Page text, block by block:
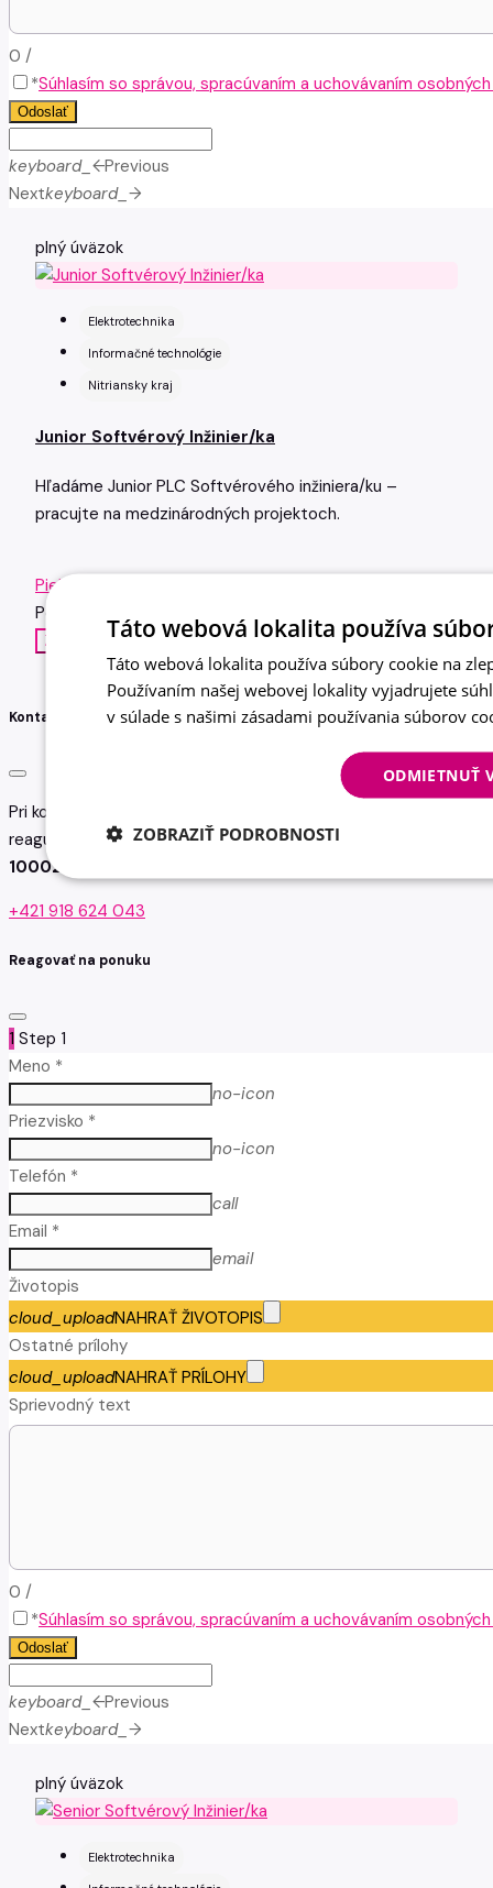
0 /
*Súhlasím so správou, spracúvaním a uchovávaním
Odoslať
keyboard_arrow_leftPrevious
Nextkeyboard_arrow_right
plný úväzok
Elektrotechnika
Informačné technológie
Nitriansky kraj
Junior Softvérový Inžinier/ka
Hľadáme Junior PLC Softvérového inžiniera/ku –
pracujte na medzinárodných projektoch.
Piek Soňa
Počet zobrazení: 5x
Zavolať Email
Kontaktujte nás
Pri kontakte uveďte referenčné číslo pozície, na ktorú
reagujete
100029913
+421 918 624 043
Reagovať na ponuku
1 Step 1
Meno *
no-icon
Priezvisko *
no-icon
Telefón *
call
Email *
email
Životopis
cloud_uploadNAHRAŤ ŽIVOTOPIS
Ostatné prílohy
cloud_uploadNAHRAŤ PRÍLOHY
Sprievodný text
0 /
*Súhlasím so správou, spracúvaním a uchovávaním
Odoslať
keyboard_arrow_leftPrevious
Nextkeyboard_arrow_right
plný úväzok
Elektrotechnika
Táto webová lokalita používa
Táto webová lokalita používa súbory cookie na
Používaním našej webovej lokality vyjadrujete
v súlade s našimi zásadami používania súborov
ODMIETNUŤ
ZOBRAZIŤ PODROBNOSTI